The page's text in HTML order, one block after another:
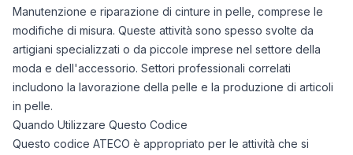
Manutenzione e riparazione di cinture in pelle, comprese le
modifiche di misura. Queste attività sono spesso svolte da
artigiani specializzati o da piccole imprese nel settore della
moda e dell'accessorio. Settori professionali correlati
includono la lavorazione della pelle e la produzione di articoli
in pelle.
Quando Utilizzare Questo Codice
Questo codice ATECO è appropriato per le attività che si